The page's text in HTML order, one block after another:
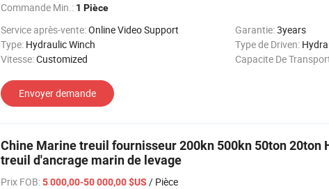
Commande Min.: 1 Pièce
Service après-vente:Online Video Support Garantie:3years
Type: Hydraulic Winch Type de Driven:
Vitesse:Customized Capacite De
Envoyer demande
Chine Marine treuil fournisseur 200kn 500kn 50ton 20ton
treuil d'ancrage marin de levage
Prix FOB:5 000,00-50 000,00 $US / Pièce